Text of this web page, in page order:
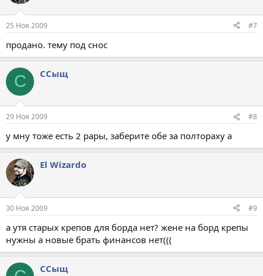
25 Ноя 2009 #7
продано. тему под снос
С ССыщ
29 Ноя 2009 #8
у мну тоже есть 2 рары, заберите обе за полтораху а
El Wizardo
30 Ноя 2009 #9
а утя старых крепов для борда нет? жене на борд крепы
нужны а новые брать финансов нет(((
ССыщ